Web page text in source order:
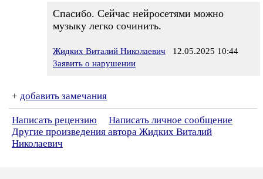
Спасибо. Сейчас нейросетями можно
музыку легко сочинить.
Жидких Виталий Николаевич 12.05.2025 10:44
Заявить о нарушении
+ добавить замечания
Написать рецензию
Написать личное сообщение
Другие произведения автора Жидких Виталий
Николаевич